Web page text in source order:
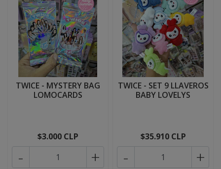
TWICE - MYSTERY BAG
LOMOCARDS
$3.000 CLP
+
-
TWICE - SET 9 LLAVEROS
BABY LOVELYS
$35.910 CLP
+
-